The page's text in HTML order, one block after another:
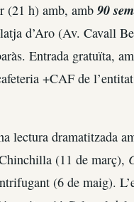
(21 h) amb, amb 90
d’Aro (Av. Cavall
Entrada gratuïta,
+CAF de
lectura dramatitzada
(11 de març),
(6 de maig).